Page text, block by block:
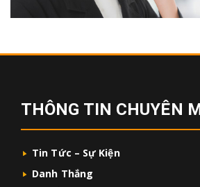
THÔNG TIN CHUYÊN
Tin Tức – Sự Kiện
Danh Thắng